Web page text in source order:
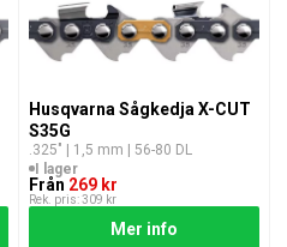
Husqvarna Sågkedja X-CUT
S35G
.325″ | 1,5 mm | 56-80 DL
I lager
Från 269 kr
Rek. pris: 309 kr
Mer info